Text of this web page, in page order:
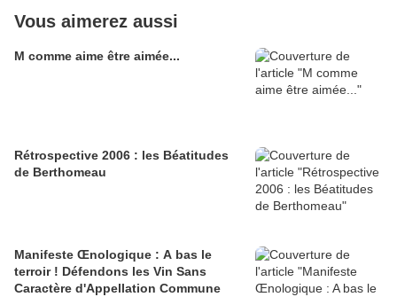
Vous aimerez aussi
M comme aime être aimée...
Rétrospective 2006 : les Béatitudes
de Berthomeau
Manifeste Œnologique : A bas le
terroir ! Défendons les Vin Sans
Caractère d'Appellation Commune